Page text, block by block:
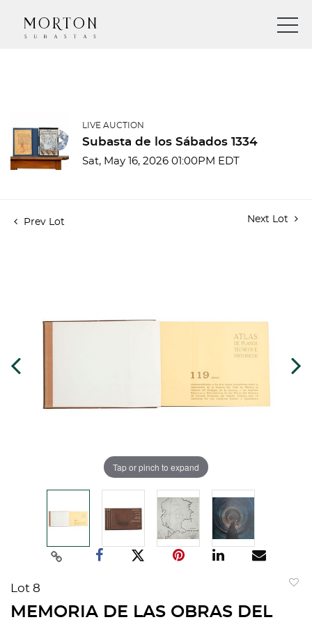
LIVE AUCTION
Subasta de los Sábados 1334
Sat, May 16, 2026 01:00PM EDT
Prev Lot Next Lot
Tap or pinch to expand
Lot 8
MEMORIA DE LAS OBRAS DEL